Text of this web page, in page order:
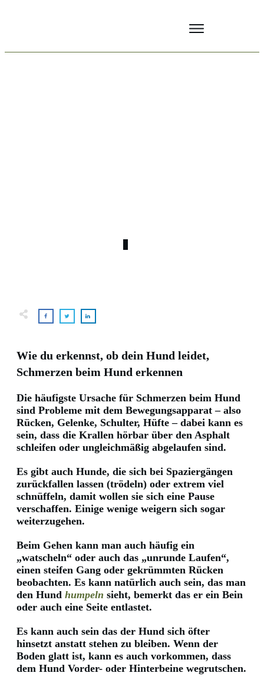
Wie du erkennst, ob dein Hund leidet,
Schmerzen beim Hund erkennen
Die häufigste Ursache für Schmerzen beim Hund
sind Probleme mit dem Bewegungsapparat – also
Rücken, Gelenke, Schulter, Hüfte – dabei kann es
sein, dass die Krallen hörbar über den Asphalt
schleifen oder ungleichmäßig abgelaufen sind.
Es gibt auch Hunde, die sich bei Spaziergängen
zurückfallen lassen (trödeln) oder extrem viel
schnüffeln, damit wollen sie sich eine Pause
verschaffen. Einige wenige weigern sich sogar
weiterzugehen.
Beim Gehen kann man auch häufig ein
„watscheln“ oder auch das „unrunde Laufen“,
einen steifen Gang oder gekrümmten Rücken
beobachten. Es kann natürlich auch sein, das man
den Hund humpeln sieht, bemerkt das er ein Bein
oder auch eine Seite entlastet.
Es kann auch sein das der Hund sich öfter
hinsetzt anstatt stehen zu bleiben. Wenn der
Boden glatt ist, kann es auch vorkommen, dass
dem Hund Vorder- oder Hinterbeine wegrutschen.